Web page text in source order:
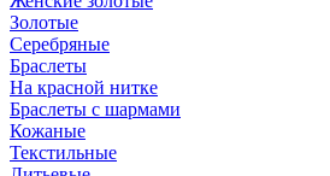
Золотые
Серебряные
Браслеты
На красной нитке
Браслеты с шармами
Кожаные
Текстильные